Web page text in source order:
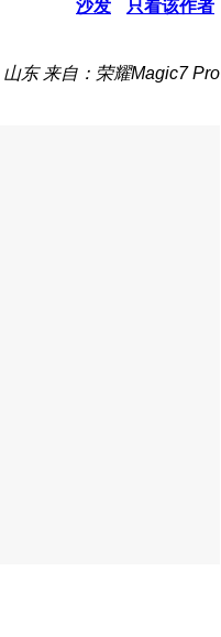
沙发 只看该作者
山东 来自：荣耀Magic7 Pro